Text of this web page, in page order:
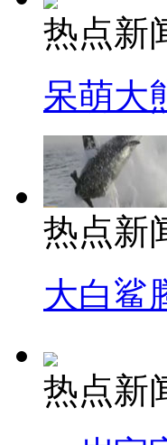
热点新
呆萌大
热点新
大白鲨
热点新